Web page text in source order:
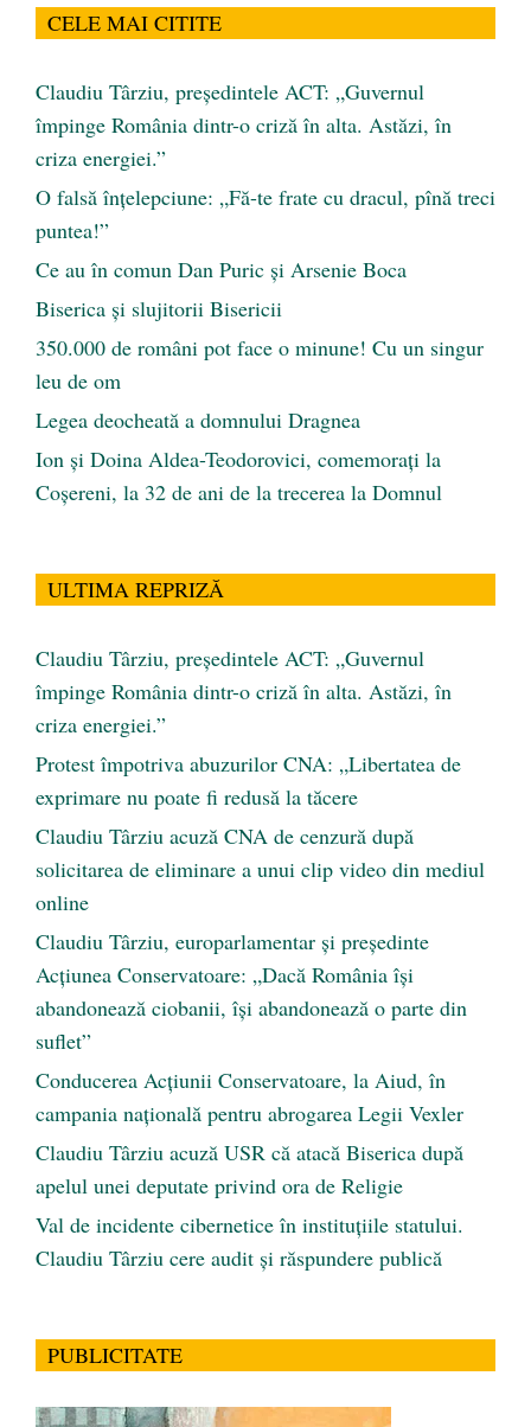
CELE MAI CITITE
Claudiu Târziu, președintele ACT: „Guvernul
împinge România dintr-o criză în alta. Astăzi, în
criza energiei.”
O falsă înțelepciune: „Fă-te frate cu dracul, pînă treci
puntea!”
Ce au în comun Dan Puric şi Arsenie Boca
Biserica și slujitorii Bisericii
350.000 de români pot face o minune! Cu un singur
leu de om
Legea deocheată a domnului Dragnea
Ion și Doina Aldea-Teodorovici, comemorați la
Coșereni, la 32 de ani de la trecerea la Domnul
ULTIMA REPRIZĂ
Claudiu Târziu, președintele ACT: „Guvernul
împinge România dintr-o criză în alta. Astăzi, în
criza energiei.”
Protest împotriva abuzurilor CNA: „Libertatea de
exprimare nu poate fi redusă la tăcere
Claudiu Târziu acuză CNA de cenzură după
solicitarea de eliminare a unui clip video din mediul
online
Claudiu Târziu, europarlamentar și președinte
Acțiunea Conservatoare: „Dacă România își
abandonează ciobanii, își abandonează o parte din
suflet”
Conducerea Acțiunii Conservatoare, la Aiud, în
campania națională pentru abrogarea Legii Vexler
Claudiu Târziu acuză USR că atacă Biserica după
apelul unei deputate privind ora de Religie
Val de incidente cibernetice în instituțiile statului.
Claudiu Târziu cere audit și răspundere publică
PUBLICITATE